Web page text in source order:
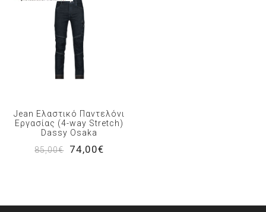
Jean Ελαστικό Παντελόνι
Εργασίας (4-way Stretch)
Dassy Osaka
85,00€
74,00€